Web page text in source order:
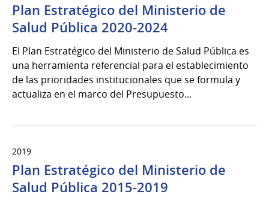
Plan Estratégico del Ministerio de
Salud Pública 2020-2024
El Plan Estratégico del Ministerio de Salud Pública es
una herramienta referencial para el establecimiento
de las prioridades institucionales que se formula y
actualiza en el marco del Presupuesto...
2019
Plan Estratégico del Ministerio de
Salud Pública 2015-2019